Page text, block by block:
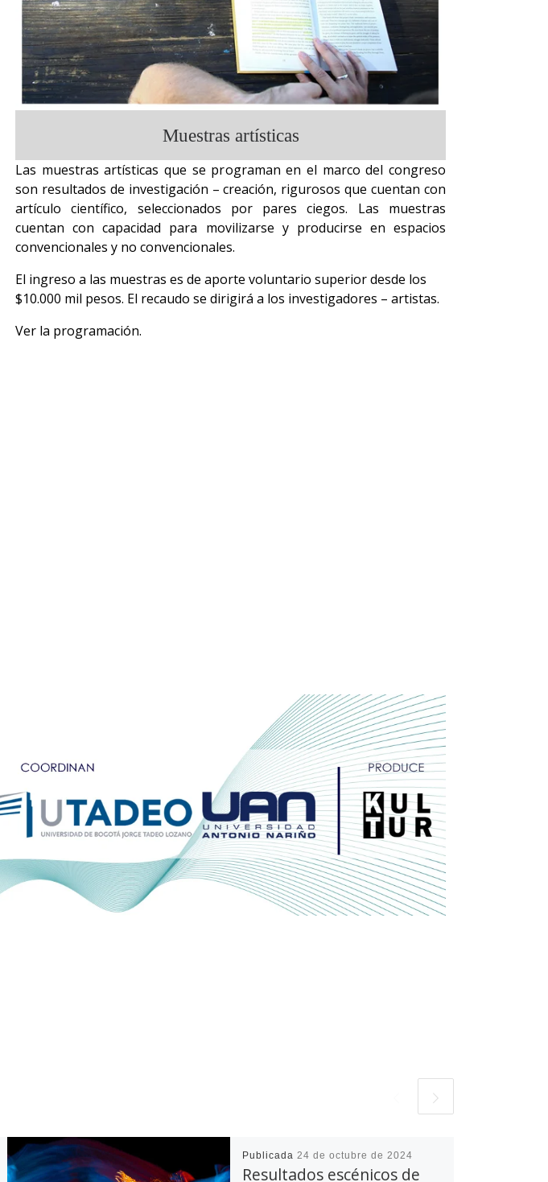
Muestras artísticas
Las muestras artísticas que se programan en el marco del congreso
son resultados de investigación – creación, rigurosos que cuentan con
artículo científico, seleccionados por pares ciegos. Las muestras
cuentan con capacidad para movilizarse y producirse en espacios
convencionales y no convencionales.
El ingreso a las muestras es de aporte voluntario superior desde los
$10.000 mil pesos. El recaudo se dirigirá a los investigadores – artistas.
Ver la programación.
Publicada 24 de octubre de 2024
Resultados escénicos de